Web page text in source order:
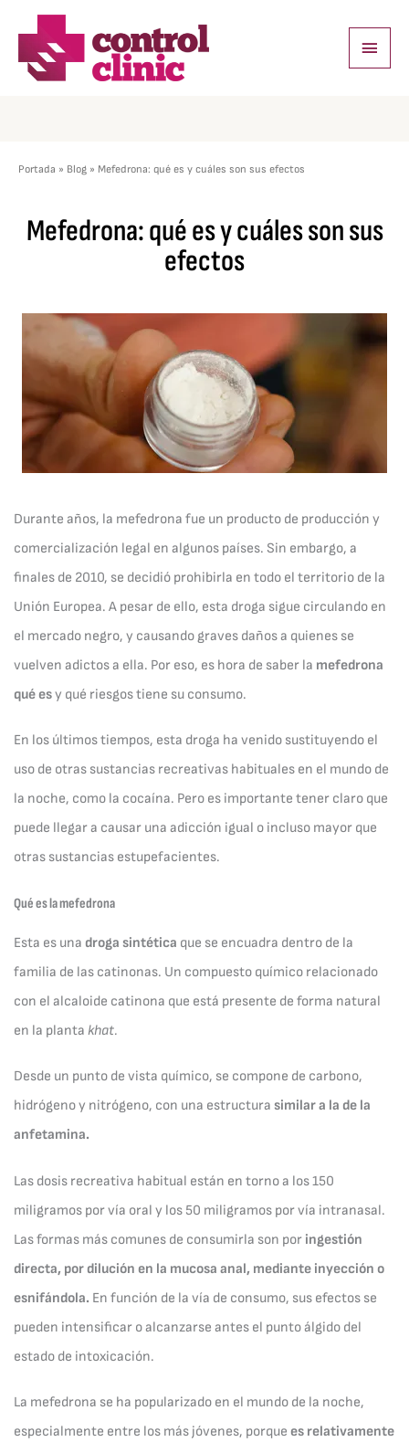
contenido
Portada » Blog » Mefedrona: qué es y cuáles son sus efectos
Mefedrona: qué es y cuáles son sus
efectos
Durante años, la mefedrona fue un producto de producción y
comercialización legal en algunos países. Sin embargo, a
finales de 2010, se decidió prohibirla en todo el territorio de la
Unión Europea. A pesar de ello, esta droga sigue circulando en
el mercado negro, y causando graves daños a quienes se
vuelven adictos a ella. Por eso, es hora de saber la mefedrona
qué esy qué riesgos tiene su consumo.
En los últimos tiempos, esta droga ha venido sustituyendo el
uso de otras sustancias recreativas habituales en el mundo de
la noche, como la cocaína. Pero es importante tener claro que
puede llegar a causar una adicción igual o incluso mayor que
otras sustancias estupefacientes.
Qué es la mefedrona
Esta es una droga sintética que se encuadra dentro de la
familia de las catinonas. Un compuesto químico relacionado
con el alcaloide catinona que está presente de forma natural
en la planta khat.
Desde un punto de vista químico, se compone de carbono,
hidrógeno y nitrógeno, con una estructura similar a la de la
anfetamina.
Las dosis recreativa habitual están en torno a los 150
miligramos por vía oral y los 50 miligramos por vía intranasal.
Las formas más comunes de consumirla son por ingestión
directa, por dilución en la mucosa anal, mediante inyección o
esnifándola. En función de la vía de consumo, sus efectos se
pueden intensificar o alcanzarse antes el punto álgido del
estado de intoxicación.
La mefedrona se ha popularizado en el mundo de la noche,
especialmente entre los más jóvenes, porque es relativamente